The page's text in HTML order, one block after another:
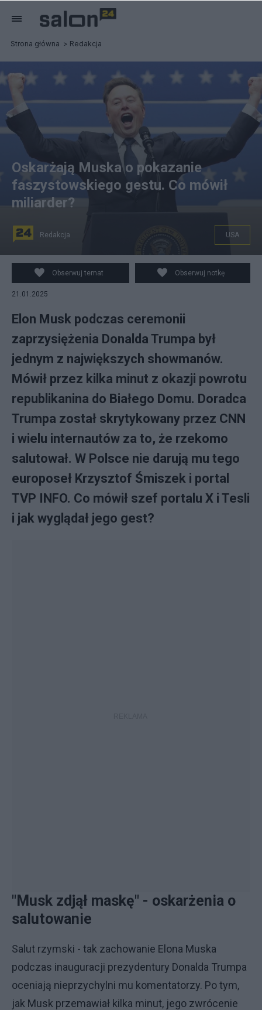
Strona główna Redakcja
Oskarżają Muska o pokazanie
faszystowskiego gestu. Co mówił
miliarder?
Redakcja USA
Obserwuj temat Obserwuj notkę
21.01.2025
Elon Musk podczas ceremonii
zaprzysiężenia Donalda Trumpa był
jednym z największych showmanów.
Mówił przez kilka minut z okazji powrotu
republikanina do Białego Domu. Doradca
Trumpa został skrytykowany przez CNN
i wielu internautów za to, że rzekomo
salutował. W Polsce nie darują mu tego
europoseł Krzysztof Śmiszek i portal
TVP INFO. Co mówił szef portalu X i Tesli
i jak wyglądał jego gest?
"Musk zdjął maskę" - oskarżenia o
salutowanie
Salut rzymski - tak zachowanie Elona Muska
podczas inauguracji prezydentury Donalda Trumpa
oceniają nieprzychylni mu komentatorzy. Po tym,
jak Musk przemawiał kilka minut, jego zwrócenie